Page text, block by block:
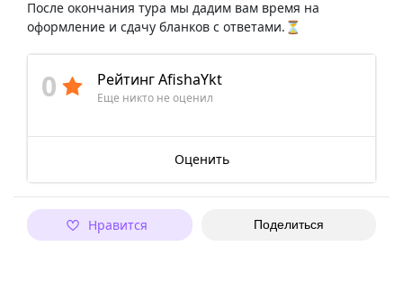
После окончания тура мы дадим вам время на
оформление и сдачу бланков с ответами.⏳
0 Рейтинг AfishaYkt
Еще никто не оценил
Оценить
Нравится Поделиться